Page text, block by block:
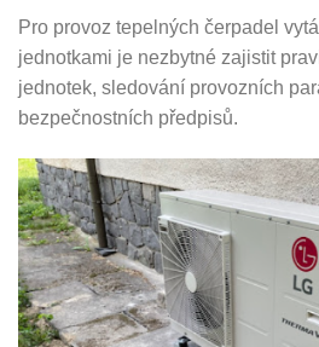
Pro provoz tepelných čerpadel
jednotkami je nezbytné zajistit
jednotek, sledování provozních
bezpečnostních předpisů.